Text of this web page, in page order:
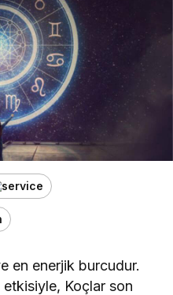
en enerjik burcudur.
etkisiyle, Koçlar son